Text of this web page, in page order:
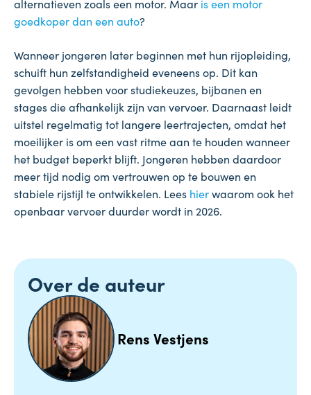
alternatieven zoals een motor. Maar is een motor
goedkoper dan een auto?
Wanneer jongeren later beginnen met hun rijopleiding,
schuift hun zelfstandigheid eveneens op. Dit kan
gevolgen hebben voor studiekeuzes, bijbanen en
stages die afhankelijk zijn van vervoer. Daarnaast leidt
uitstel regelmatig tot langere leertrajecten, omdat het
moeilijker is om een vast ritme aan te houden wanneer
het budget beperkt blijft. Jongeren hebben daardoor
meer tijd nodig om vertrouwen op te bouwen en
stabiele rijstijl te ontwikkelen. Lees hierwaarom ook het
openbaar vervoer duurder wordt in 2026.
Over de auteur
Rens Vestjens